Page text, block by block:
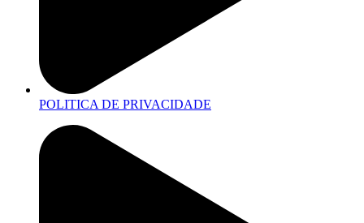
POLITICA DE PRIVACIDADE